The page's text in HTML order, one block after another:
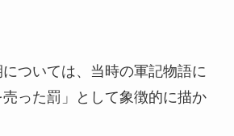
ついては、当時の軍記物語に
った罰」として象徴的に描か